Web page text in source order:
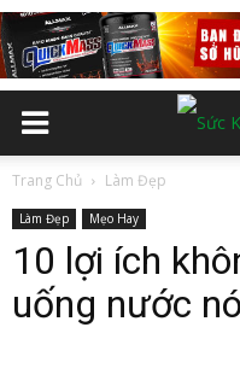
Trang Chủ Làm Đẹp
Làm Đẹp Mẹo Hay
10 lợi ích
uống nước